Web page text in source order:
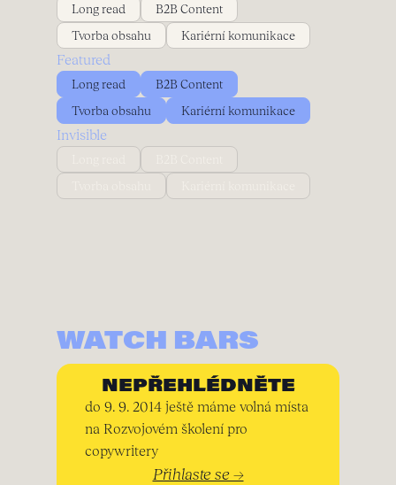
Long read
B2B Content
Tvorba obsahu
Kariérní komunikace
Featured
Long read
B2B Content
Tvorba obsahu
Kariérní komunikace
Invisible
WATCH BARS
NEPŘEHLÉDNĚTE
do 9. 9. 2014 ještě máme volná místa
na Rozvojovém školení pro
copywritery
Přihlaste se →